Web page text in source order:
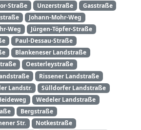
Straße
Unzerstraße
Gasstraße
Johann-Mohr-Weg
Weg
Jürgen-Töpfer-Straße
Paul-Dessau-Straße
Blankeneser Landstraße
Oesterleystraße
Rissener Landstraße
Landstr.
Sülldorfer Landstraße
Wedeler Landstraße
Bergstraße
Str.
Notkestraße